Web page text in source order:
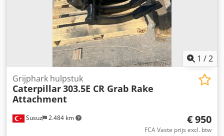
1 /2
Susuz 2.484 km
Grijphark hulpstuk
Caterpillar303.5E CR Grab Rake
Attachment
€ 950
FCA Vaste prijs excl. btw